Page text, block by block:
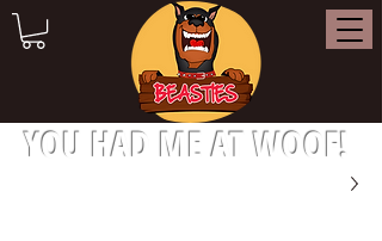
YOU HAD ME AT WOOF!